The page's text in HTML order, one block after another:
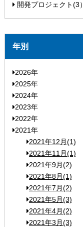
開発プロジェクト(3）
年別
2026年
2025年
2024年
2023年
2022年
2021年
2021年12月(1)
2021年11月(1)
2021年9月(2)
2021年8月(1)
2021年7月(2)
2021年5月(3)
2021年4月(2)
2021年3月(3)